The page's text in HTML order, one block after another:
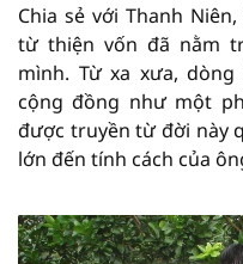
Chia sẻ với Thanh
từ thiện vốn đã nằm
mình. Từ xa xưa,
cộng đồng như một
được truyền từ đời này
lớn đến tính cách của